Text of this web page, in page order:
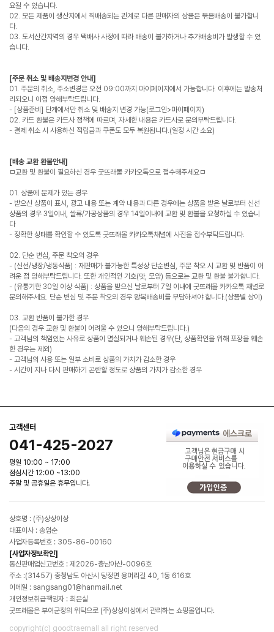
요될 수 있습니다.
02. 모든 제품이 생산지에서 직배송되는 관계로 다른 판매자의 상품은 묶음배송이 불가합니
다.
03. 도서산간지역의 경우 택배사 사정에 따라 배송이 불가하거나 추가배송비가 발생할 수 있
습니다.
[주문 취소 및 배송지변경 안내]
01. 주문의 취소, 주소변경은 오전 09:00까지 마이페이지에서 가능합니다. 이후에는 발송처
리되오니 이점 양해부탁드립니다.
- [상품준비] 단계에서만 취소 및 배송지 변경 가능(로그인>마이페이지)
02. 카드 환불은 카드사 정책에 따르며, 자세한 내용은 카드사로 문의부탁드립니다.
- 결제 취소 시 사용하신 적립금과 쿠폰도 모두 복원됩니다.(일정 시간 소요)
[배송 교환 환불안내]
ㅁ교환 및 환불이 필요하신 경우 굿뜨래몰 카카오톡으로 접수해주세요ㅁ
01. 상품에 문제가 있는 경우
- 받으신 상품이 표시, 광고 내용 또는 계약 내용과 다른 경우에는 상품을 받은 날로부터 신선
상품의 경우 3일이내, 쌀류/가공상품의 경우 14일이내에 교환 및 환불을 요청하실 수 있습니
다
- 정확한 상태를 확인할 수 있도록 굿뜨래몰 카카오톡채널에 사진을 접수부탁드립니다.
02. 단순 변심, 주문 착오의 경우
- (신선/냉장/냉동식품) : 재판매가 불가능한 특성상 단순변심, 주문 착오 시 교환 및 반품이 어
려운 점 양해부탁드립니다. 또한 개인적인 기호(맛, 모양) 등으로는 교환 및 환불 불가합니다.
- (유통기한 30일 이상 식품) : 상품을 받으신 날로부터 7일 이내에 굿뜨래몰 카카오톡 채널로
문의해주세요. 단순 변심 및 주문 착오의 경우 왕복배송비를 부담하셔야 합니다.(상품별 상이)
03. 교환 반품이 불가한 경우
(다음의 경우 교환 및 환불이 어려울 수 있으니 양해부탁드립니다.)
- 고객님의 책임있는 사유로 상품이 멸실되거나 훼손된 경우(단, 상품확인을 위해 포장을 훼손
한 경우는 제외)
- 고객님의 사용 또는 일부 소비로 상품의 가치가 감소한 경우
- 시간이 지나 다시 판매하기 곤란할 정도로 상품의 가치가 감소한 경우
고객센터
041-425-2027
평일 10:00 ~ 17:00
점심시간 12:00 ~13:00
주말 및 공휴일은 휴무입니다.
상호명 : (주)상상이상
대표이사 : 송임순
사업자등록번호 : 305-86-00160
[사업자정보확인]
통신판매업신고번호 : 제2026-충남아산-0096호
주소 :(31457) 충청남도 아산시 탕정면 용머리길 40, 1동 616호
이메일 : sangsang01@hanmail.net
개인정보취급책임자 : 최은실
굿뜨래몰은 부여군청의 위탁으로 (주)상상이상에서 관리하는 쇼핑몰입니다.
copyright(c) goodtraemall all right reserved